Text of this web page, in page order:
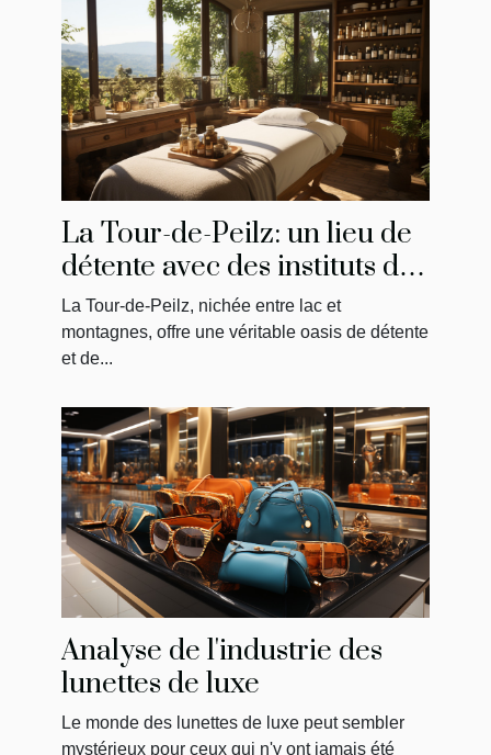
La Tour-de-Peilz: un lieu de
détente avec des instituts de
massage uniques
La Tour-de-Peilz, nichée entre lac et
montagnes, offre une véritable oasis de détente
et de...
Analyse de l'industrie des
lunettes de luxe
Le monde des lunettes de luxe peut sembler
mystérieux pour ceux qui n'y ont jamais été